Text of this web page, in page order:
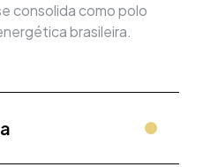
consolida como polo
brasileira.